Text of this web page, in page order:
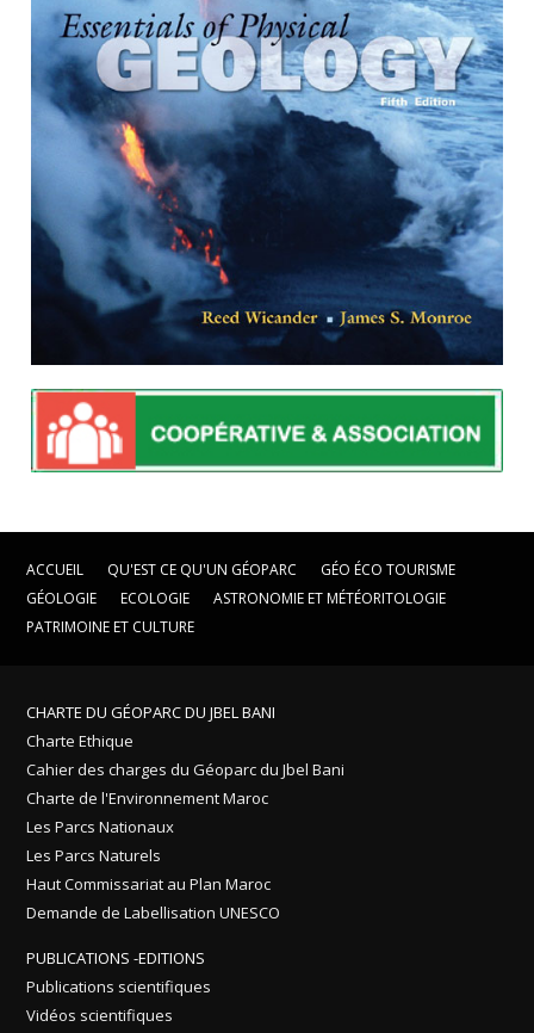
ACCUEIL QU'EST CE QU'UN GÉOPARC
GÉO ÉCO TOURISME
GÉOLOGIE
ECOLOGIE
ASTRONOMIE ET MÉTÉORITOLOGIE
PATRIMOINE ET CULTURE
CHARTE DU GÉOPARC DU JBEL BANI
Charte Ethique
Cahier des charges du Géoparc du Jbel Bani
Charte de l'Environnement Maroc
Les Parcs Nationaux
Les Parcs Naturels
Haut Commissariat au Plan Maroc
Demande de Labellisation UNESCO
PUBLICATIONS -EDITIONS
Publications scientifiques
Vidéos scientifiques